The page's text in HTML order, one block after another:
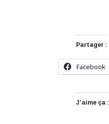
Partager :
Facebook
J’aime ça :